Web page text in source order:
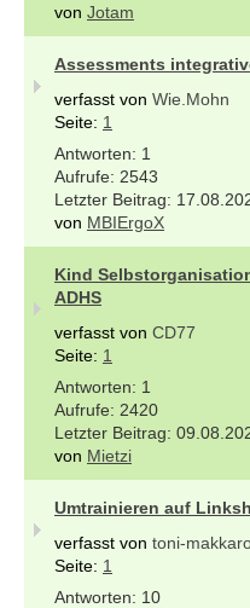
von Jotam
Assessments
verfasst von Wie.Mohn
Seite: 1
1
2543
von MBIErgoX
Kind
ADHS
verfasst von CD77
Seite: 1
1
2420
von Mietzi
Umtrainieren auf
verfasst von toni-
Seite: 1
10